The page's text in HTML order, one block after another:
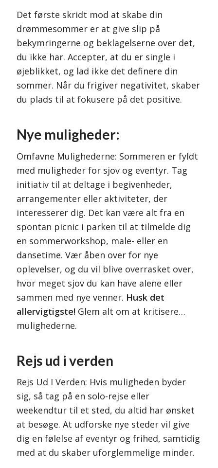
Det første skridt mod at skabe din
drømmesommer er at give slip på
bekymringerne og beklagelserne over det,
du ikke har. Accepter, at du er single i
øjeblikket, og lad ikke det definere din
sommer. Når du frigiver negativitet, skaber
du plads til at fokusere på det positive.
Nye muligheder:
Omfavne Mulighederne: Sommeren er fyldt
med muligheder for sjov og eventyr. Tag
initiativ til at deltage i begivenheder,
arrangementer eller aktiviteter, der
interesserer dig. Det kan være alt fra en
spontan picnic i parken til at tilmelde dig
en sommerworkshop, male- eller en
dansetime. Vær åben over for nye
oplevelser, og du vil blive overrasket over,
hvor meget sjov du kan have alene eller
sammen med nye venner. Husk det
allervigtigste!Glem alt om at kritisere…
mulighederne.
Rejs ud i verden
Rejs Ud I Verden: Hvis muligheden byder
sig, så tag på en solo-rejse eller
weekendtur til et sted, du altid har ønsket
at besøge. At udforske nye steder vil give
dig en følelse af eventyr og frihed, samtidig
med at du skaber uforglemmelige minder.